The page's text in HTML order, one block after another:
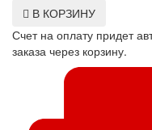
В КОРЗИНУ
Счет на оплату придет
заказа через корзину.